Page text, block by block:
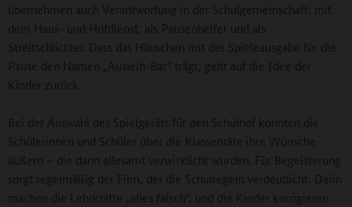
übernehmen auch Verantwortung in der Schulgemeinschaft: mit
dem Haus- und Hofdienst, als Pausenhelfer und als
Streitschlichter. Dass das Häuschen mit der Spieleausgabe für die
Pause den Namen „Ausleih-Bar“ trägt, geht auf die Idee der
Kinder zurück.
Bei der Auswahl des Spielgeräts für den Schulhof konnten die
Schülerinnen und Schüler über die Klassenräte ihre Wünsche
äußern – die dann allesamt verwirklicht wurden. Für Begeisterung
sorgt regelmäßig der Film, der die Schulregeln verdeutlicht: Darin
machen die Lehrkräfte „alles falsch“, und die Kinder korrigieren